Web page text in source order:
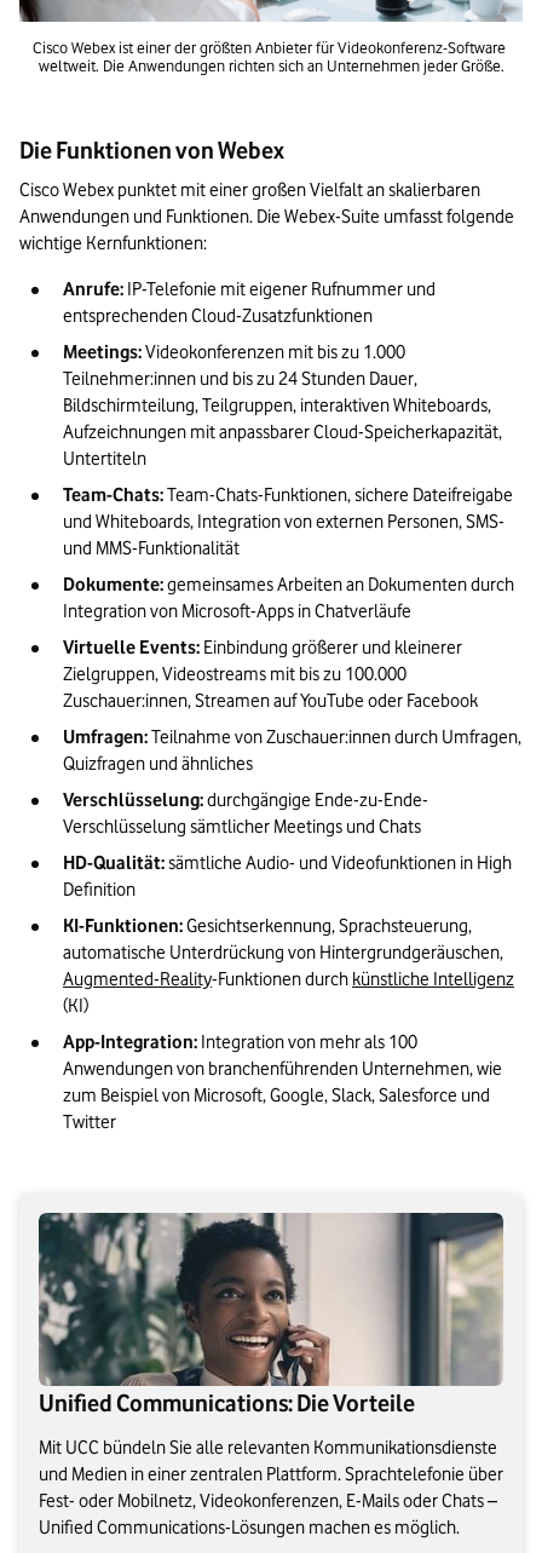
Cisco Webex ist einer der größten Anbieter für Videokonferenz-Software
weltweit. Die Anwendungen richten sich an Unternehmen jeder Größe.
Die Funktionen von Webex
Cisco Webex punktet mit einer großen Vielfalt an skalierbaren
Anwendungen und Funktionen. Die Webex-Suite umfasst folgende
wichtige Kernfunktionen:
Anrufe: IP-Telefonie mit eigener Rufnummer und
entsprechenden Cloud-Zusatzfunktionen
Meetings: Videokonferenzen mit bis zu 1.000
Teilnehmer:innen und bis zu 24 Stunden Dauer,
Bildschirmteilung, Teilgruppen, interaktiven Whiteboards,
Aufzeichnungen mit anpassbarer Cloud-Speicherkapazität,
Untertiteln
Team-Chats: Team-Chats-Funktionen, sichere Dateifreigabe
und Whiteboards, Integration von externen Personen, SMS-
und MMS-Funktionalität
Dokumente: gemeinsames Arbeiten an Dokumenten durch
Integration von Microsoft-Apps in Chatverläufe
Virtuelle Events: Einbindung größerer und kleinerer
Zielgruppen, Videostreams mit bis zu 100.000
Zuschauer:innen, Streamen auf YouTube oder Facebook
Umfragen: Teilnahme von Zuschauer:innen durch Umfragen,
Quizfragen und ähnliches
Verschlüsselung: durchgängige Ende-zu-Ende-
Verschlüsselung sämtlicher Meetings und Chats
HD-Qualität: sämtliche Audio- und Videofunktionen in High
Definition
KI-Funktionen: Gesichtserkennung, Sprachsteuerung,
Augmented-Reality-Funktionen durch künstliche Intelligenz
(KI)
App-Integration: Integration von mehr als 100
Anwendungen von branchenführenden Unternehmen, wie
zum Beispiel von Microsoft, Google, Slack, Salesforce und
Twitter
Unified Communications: Die Vorteile
Mit UCC bündeln Sie alle relevanten Kommunikationsdienste
und Medien in einer zentralen Plattform. Sprachtelefonie über
Fest- oder Mobilnetz, Videokonferenzen, E-Mails oder Chats –
Unified Communications-Lösungen machen es möglich.